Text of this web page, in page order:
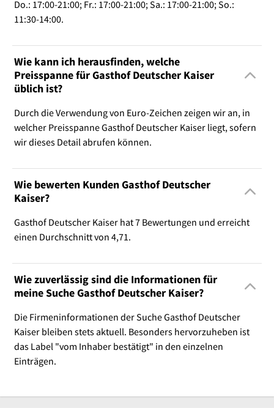
Do.: 17:00-21:00; Fr.: 17:00-21:00; Sa.: 17:00-21:00; So.:
11:30-14:00.
Wie kann ich herausfinden, welche
Preisspanne für Gasthof Deutscher Kaiser
üblich ist?
Durch die Verwendung von Euro-Zeichen zeigen wir an, in
welcher Preisspanne Gasthof Deutscher Kaiser liegt, sofern
wir dieses Detail abrufen können.
Wie bewerten Kunden Gasthof Deutscher
Kaiser?
Gasthof Deutscher Kaiser hat 7 Bewertungen und erreicht
einen Durchschnitt von 4,71.
Wie zuverlässig sind die Informationen für
meine Suche Gasthof Deutscher Kaiser?
Die Firmeninformationen der Suche Gasthof Deutscher
Kaiser bleiben stets aktuell. Besonders hervorzuheben ist
das Label "vom Inhaber bestätigt" in den einzelnen
Einträgen.